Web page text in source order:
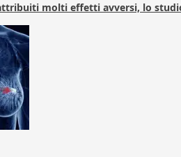
molti effetti avversi, lo